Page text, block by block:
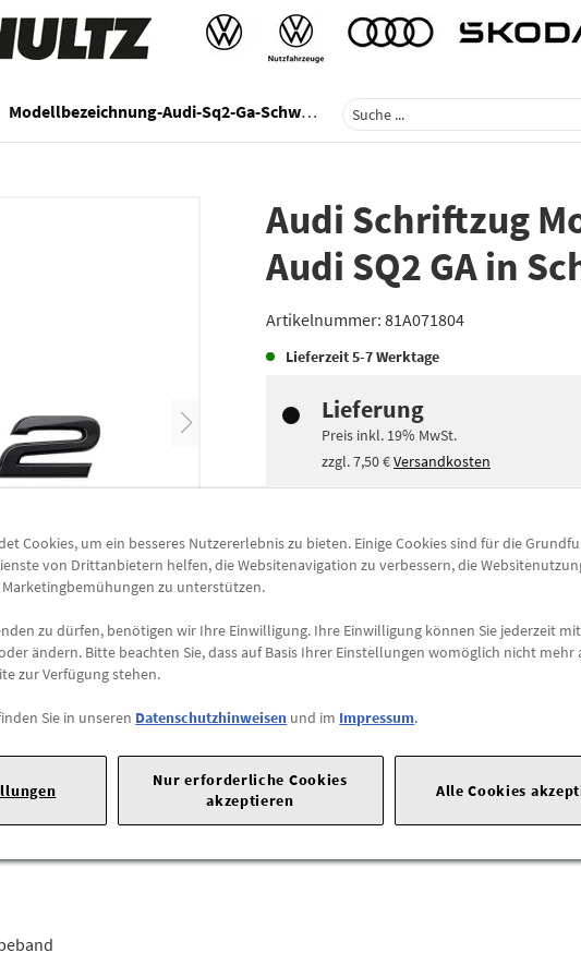
Modellbezeichnung-Audi-Sq2-Ga-Schwarz
Audi Schriftzug
Audi SQ2 GA in
Artikelnummer: 81A071804
Lieferzeit5-7 Werktage
Lieferung
Preis inkl. 19% MwSt.
zzgl.7,50 €Versandkosten
Abholung
Preis inkl.19%MwSt.
- +
entsteht eine ganz individuelle Aura.
ein besonders markantes Designelement am Fahrzeugheck mit
Cookies, um ein besseres Nutzererlebnis zu bieten. Einige Cookies sind für die
von Drittanbietern helfen, die Websitenavigation zu verbessern, die
zu unterstützen.
zu dürfen, benötigen wir Ihre Einwilligung. Ihre Einwilligung können Sie jederzeit
ändern. Bitte beachten Sie, dass auf Basis Ihrer Einstellungen womöglich nicht mehr
zur Verfügung stehen.
Sie in unseren Datenschutzhinweisen und im Impressum.
Nur erforderliche Cookies
akzeptieren
Alle Cookies